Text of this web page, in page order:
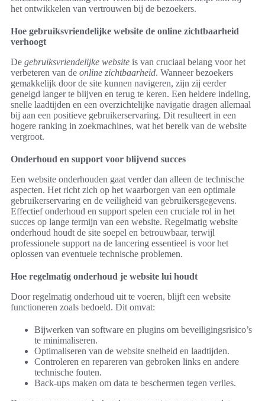
het ontwikkelen van vertrouwen bij de bezoekers.
Hoe gebruiksvriendelijke website de online zichtbaarheid
verhoogt
De gebruiksvriendelijke website is van cruciaal belang voor het
verbeteren van de online zichtbaarheid. Wanneer bezoekers
gemakkelijk door de site kunnen navigeren, zijn zij eerder
geneigd langer te blijven en terug te keren. Een heldere indeling,
snelle laadtijden en een overzichtelijke navigatie dragen allemaal
bij aan een positieve gebruikerservaring. Dit resulteert in een
hogere ranking in zoekmachines, wat het bereik van de website
vergroot.
Onderhoud en support voor blijvend succes
Een website onderhouden gaat verder dan alleen de technische
aspecten. Het richt zich op het waarborgen van een optimale
gebruikerservaring en de veiligheid van gebruikersgegevens.
Effectief onderhoud en support spelen een cruciale rol in het
succes op lange termijn van een website. Regelmatig website
onderhoud houdt de site soepel en betrouwbaar, terwijl
professionele support na de lancering essentieel is voor het
oplossen van eventuele technische problemen.
Hoe regelmatig onderhoud je website lui houdt
Door regelmatig onderhoud uit te voeren, blijft een website
functioneren zoals bedoeld. Dit omvat:
Bijwerken van software en plugins om beveiligingsrisico’s
te minimaliseren.
Optimaliseren van de website snelheid en laadtijden.
Controleren en repareren van gebroken links en andere
technische fouten.
Back-ups maken om data te beschermen tegen verlies.